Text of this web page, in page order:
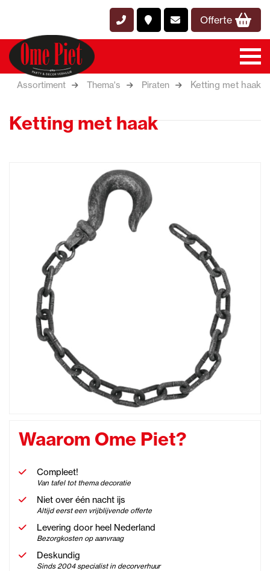
Offerte
Assortiment Thema's Piraten Ketting met haak
Ketting met haak
Waarom Ome Piet?
Compleet!
Van tafel tot thema decoratie
Niet over één nacht ijs
Altijd eerst een vrijblijvende offerte
Levering door heel Nederland
Bezorgkosten op aanvraag
Deskundig
Sinds 2004 specialist in decorverhuur